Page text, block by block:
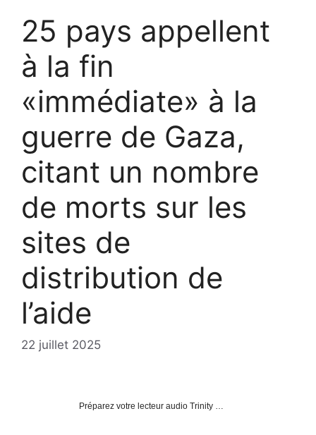
25 pays appellent
à la fin
«immédiate» à la
guerre de Gaza,
citant un nombre
de morts sur les
sites de
distribution de
l’aide
22 juillet 2025
Préparez votre lecteur audio Trinity …